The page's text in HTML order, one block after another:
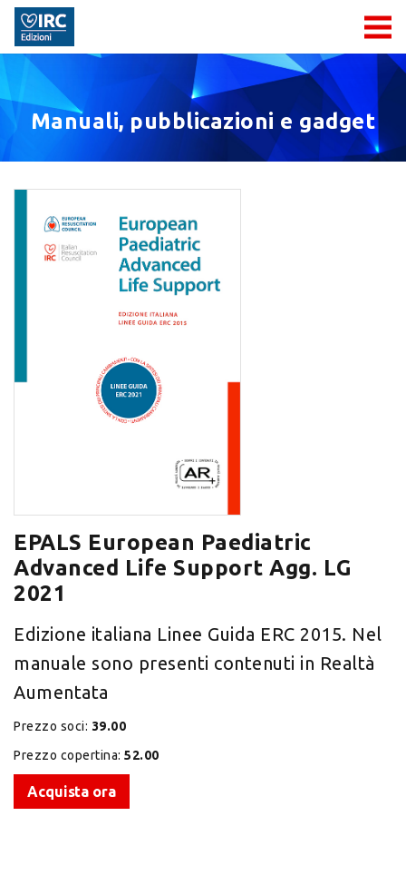
Manuali, pubblicazioni e gadget
EPALS European Paediatric
Advanced Life Support Agg. LG
2021
Edizione italiana Linee Guida ERC 2015. Nel
manuale sono presenti contenuti in Realtà
Aumentata
Prezzo soci: 39.00
Prezzo copertina: 52.00
Acquista ora